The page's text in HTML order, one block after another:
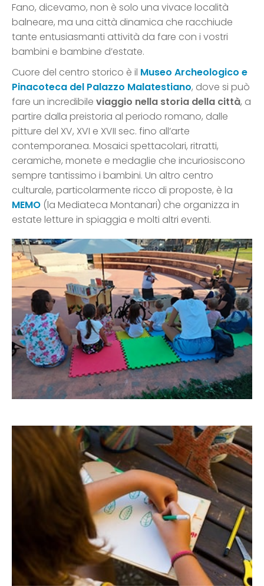
Fano, dicevamo, non è solo una vivace località
balneare, ma una città dinamica che racchiude
tante entusiasmanti attività da fare con i vostri
bambini e bambine d’estate.
Cuore del centro storico è il Museo Archeologico e
Pinacoteca del Palazzo Malatestiano, dove si può
fare un incredibile viaggio nella storia della città, a
partire dalla preistoria al periodo romano, dalle
pitture del XV, XVI e XVII sec. fino all’arte
contemporanea. Mosaici spettacolari, ritratti,
ceramiche, monete e medaglie che incuriosiscono
sempre tantissimo i bambini. Un altro centro
culturale, particolarmente ricco di proposte, è la
MEMO (la Mediateca Montanari) che organizza in
estate letture in spiaggia e molti altri eventi.